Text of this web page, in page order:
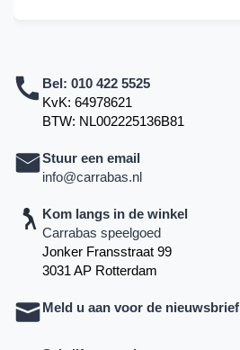
Bel: 010 422 5525
KvK: 64978621
BTW: NL002225136B81
Stuur een email
info@carrabas.nl
Kom langs in de winkel
Carrabas speelgoed
Jonker Fransstraat 99
3031 AP Rotterdam
Meld u aan voor de nieuwsbrief